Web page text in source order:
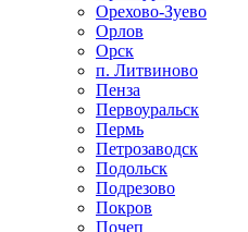
Орехово-Зуево
Орлов
Орск
п. Литвиново
Пенза
Первоуральск
Пермь
Петрозаводск
Подольск
Подрезово
Покров
Почеп